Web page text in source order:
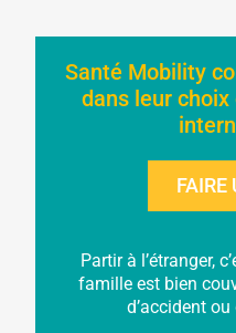
Santé Mobility
dans leur choix
FAIRE
Partir à l’étranger,
famille est bien
d’accident